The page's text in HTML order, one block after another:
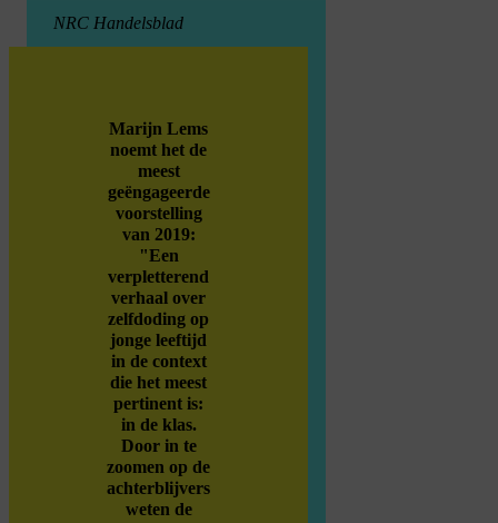
NRC Handelsblad
Marijn Lems
noemt het de
meest
geëngageerde
voorstelling
van 2019:
"Een
verpletterend
verhaal over
zelfdoding op
jonge leeftijd
in de context
die het meest
pertinent is:
in de klas.
Door in te
zoomen op de
achterblijvers
weten de